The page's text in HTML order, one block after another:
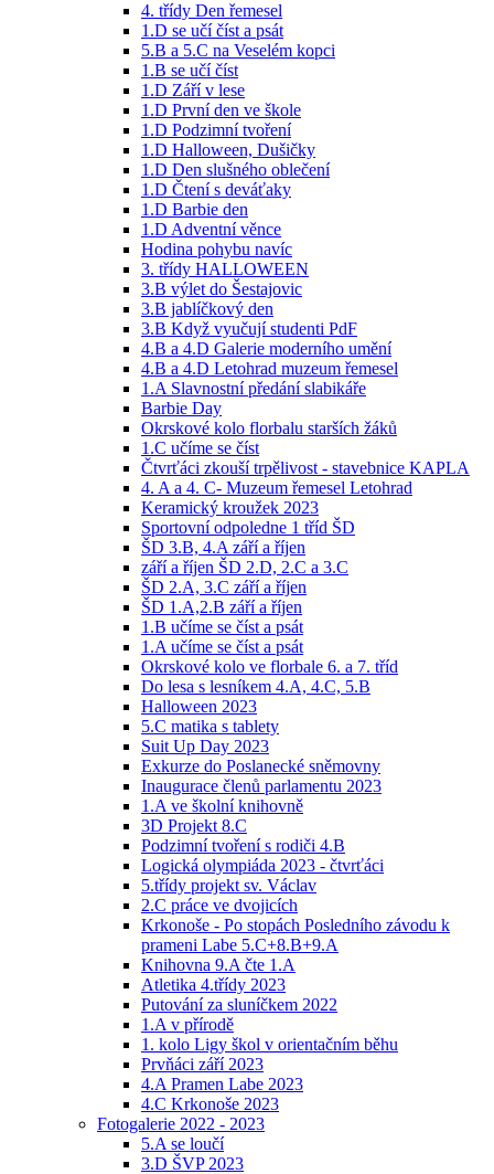
4. třídy Den řemesel
1.D se učí číst a psát
5.B a 5.C na Veselém kopci
1.B se učí číst
1.D Září v lese
1.D První den ve škole
1.D Podzimní tvoření
1.D Halloween, Dušičky
1.D Den slušného oblečení
1.D Čtení s deváťaky
1.D Barbie den
1.D Adventní věnce
Hodina pohybu navíc
3. třídy HALLOWEEN
3.B výlet do Šestajovic
3.B jablíčkový den
3.B Když vyučují studenti PdF
4.B a 4.D Galerie moderního umění
4.B a 4.D Letohrad muzeum řemesel
1.A Slavnostní předání slabikáře
Barbie Day
Okrskové kolo florbalu starších žáků
1.C učíme se číst
Čtvrťáci zkouší trpělivost - stavebnice KAPLA
4. A a 4. C- Muzeum řemesel Letohrad
Keramický kroužek 2023
Sportovní odpoledne 1 tříd ŠD
ŠD 3.B, 4.A září a říjen
září a říjen ŠD 2.D, 2.C a 3.C
ŠD 2.A, 3.C září a říjen
ŠD 1.A,2.B září a říjen
1.B učíme se číst a psát
1.A učíme se číst a psát
Okrskové kolo ve florbale 6. a 7. tříd
Do lesa s lesníkem 4.A, 4.C, 5.B
Halloween 2023
5.C matika s tablety
Suit Up Day 2023
Exkurze do Poslanecké sněmovny
Inaugurace členů parlamentu 2023
1.A ve školní knihovně
3D Projekt 8.C
Podzimní tvoření s rodiči 4.B
Logická olympiáda 2023 - čtvrťáci
5.třídy projekt sv. Václav
2.C práce ve dvojicích
Krkonoše - Po stopách Posledního závodu k
prameni Labe 5.C+8.B+9.A
Knihovna 9.A čte 1.A
Atletika 4.třídy 2023
Putování za sluníčkem 2022
1.A v přírodě
1. kolo Ligy škol v orientačním běhu
Prvňáci září 2023
4.A Pramen Labe 2023
4.C Krkonoše 2023
Fotogalerie 2022 - 2023
5.A se loučí
3.D ŠVP 2023